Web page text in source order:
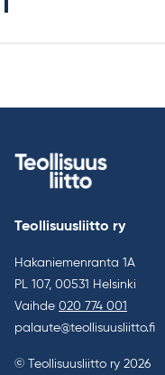
Teollisuusliitto ry
Hakaniemenranta 1A
PL 107, 00531 Helsinki
Vaihde 020 774 001
palaute@teollisuusliitto.fi
© Teollisuusliitto ry 2026